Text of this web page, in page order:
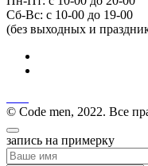
Сб-Вс: с 10-00 до 19-00
(без выходных и
© Code men, 2022. Все
запись на примерку